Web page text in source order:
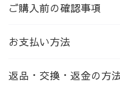
ご購入前の確認事項
お支払い方法
返品・交換・返金の方